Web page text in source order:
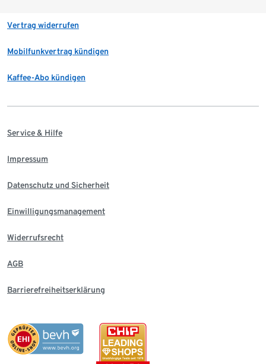
Vertrag widerrufen
Mobilfunkvertrag kündigen
Kaffee-Abo kündigen
Service & Hilfe
Impressum
Datenschutz und Sicherheit
Einwilligungsmanagement
Widerrufsrecht
AGB
Barrierefreiheitserklärung